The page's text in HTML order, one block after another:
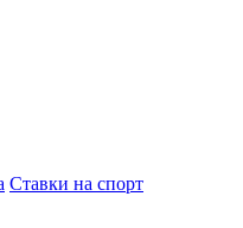
Ставки на спорт